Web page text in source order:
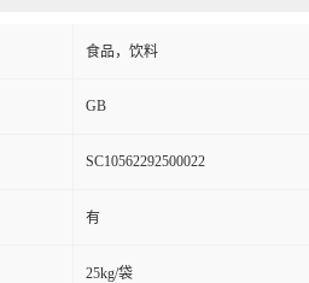
食品，饮料
GB
SC10562292500022
有
25kg/袋